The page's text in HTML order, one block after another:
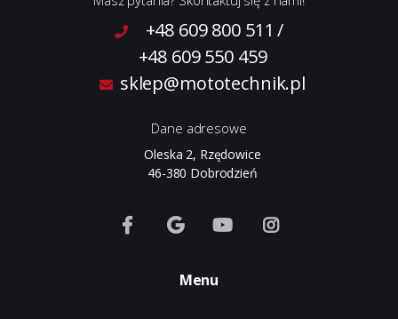
+48 609 800 511 /
+48 609 550 459
sklep@mototechnik.pl
Dane adresowe
Oleska 2, Rzędowice
46-380 Dobrodzień
Menu